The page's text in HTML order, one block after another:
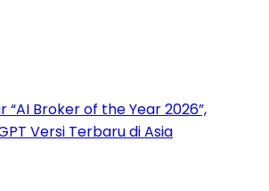
“AI Broker of the Year 2026”,
Versi Terbaru di Asia